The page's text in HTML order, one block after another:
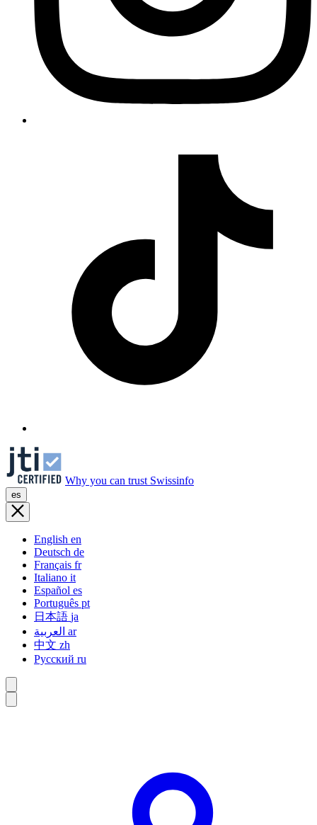
Why you can trust Swissinfo
es
English en
Deutsch de
Français fr
Italiano it
Español es
Português pt
日本語 ja
ar
中文 zh
Русский ru